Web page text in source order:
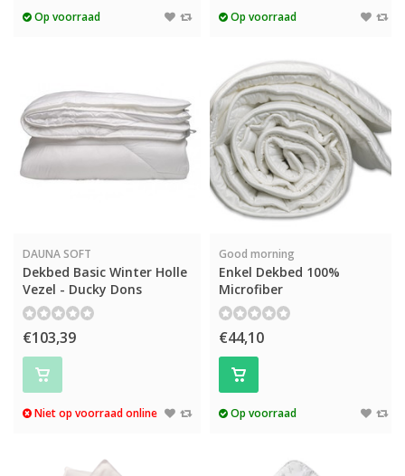
Op voorraad Op voorraad
DAUNA SOFT
Dekbed Basic Winter Holle
Vezel - Ducky Dons
€103,39
Niet op voorraad online
Good morning
Enkel Dekbed 100%
Microfiber
€44,10
Op voorraad